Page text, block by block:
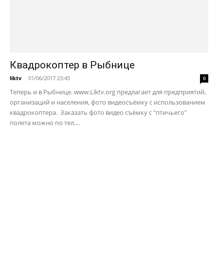
Квадрокоптер в Рыбнице
liktv - 01/06/2017 23:45 0
Теперь и в Рыбнице. www.Liktv.org предлагает для предприятий,
организаций и населения, фото видеосъёмку с использованием
квадрокоптера. Заказать фото видео съёмку с "птичьего"
полета можно по тел....